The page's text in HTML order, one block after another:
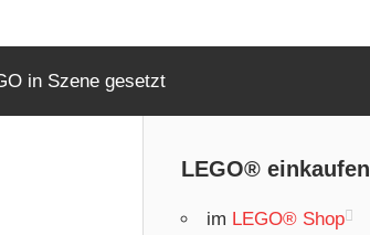
in Szene gesetzt
LEGO® einkaufen
im LEGO® Shop